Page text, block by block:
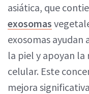
asiática, que
exosomas
exosomas ayudan
la piel y apoyan la
celular. Este
mejora